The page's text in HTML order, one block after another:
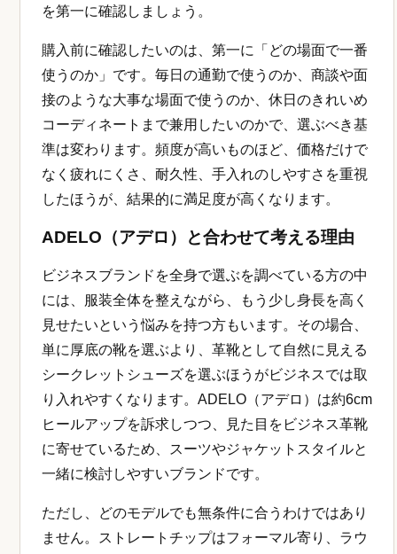
を第一に確認しましょう。
購入前に確認したいのは、第一に「どの場面で一番
使うのか」です。毎日の通勤で使うのか、商談や面
接のような大事な場面で使うのか、休日のきれいめ
コーディネートまで兼用したいのかで、選ぶべき基
準は変わります。頻度が高いものほど、価格だけで
なく疲れにくさ、耐久性、手入れのしやすさを重視
したほうが、結果的に満足度が高くなります。
ADELO（アデロ）と合わせて考える理由
ビジネスブランドを全身で選ぶを調べている方の中
には、服装全体を整えながら、もう少し身長を高く
見せたいという悩みを持つ方もいます。その場合、
単に厚底の靴を選ぶより、革靴として自然に見える
シークレットシューズを選ぶほうがビジネスでは取
り入れやすくなります。ADELO（アデロ）は約6cm
ヒールアップを訴求しつつ、見た目をビジネス革靴
に寄せているため、スーツやジャケットスタイルと
一緒に検討しやすいブランドです。
ただし、どのモデルでも無条件に合うわけではあり
ません。ストレートチップはフォーマル寄り、ラウ